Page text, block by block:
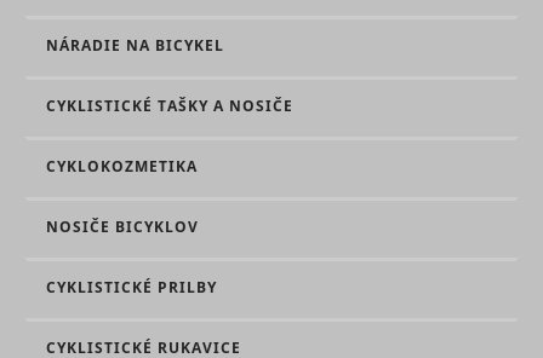
NÁRADIE NA BICYKEL
CYKLISTICKÉ TAŠKY A NOSIČE
CYKLOKOZMETIKA
NOSIČE BICYKLOV
CYKLISTICKÉ PRILBY
CYKLISTICKÉ RUKAVICE